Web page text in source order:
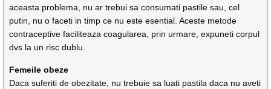
aceasta problema, nu ar trebui sa consumati pastile sau, cel
putin, nu o faceti in timp ce nu este esential. Aceste metode
contraceptive faciliteaza coagularea, prin urmare, expuneti corpul
dvs la un risc dublu.
Femeile obeze
Daca suferiti de obezitate, nu trebuie sa luati pastila daca nu aveti